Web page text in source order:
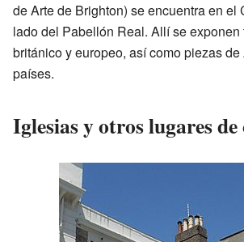
de Arte de Brighton) se encuentra en el
lado del Pabellón Real. Allí se exponen
británico y europeo, así como piezas
países.
Iglesias y otros lugares